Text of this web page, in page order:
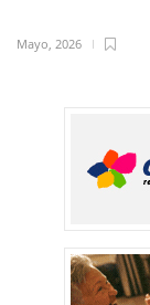
Mayo, 2026